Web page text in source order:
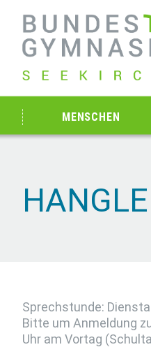
MENSCHEN
Sprechstunde:
Bitte um Anmeldung
Uhr am Vortag